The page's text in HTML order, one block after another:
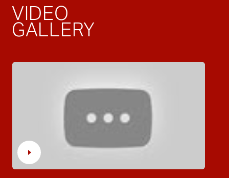
VIDEO
GALLERY